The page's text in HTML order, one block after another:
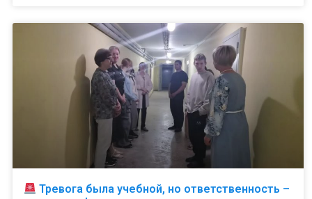
Тревога была учебной, но ответственность –